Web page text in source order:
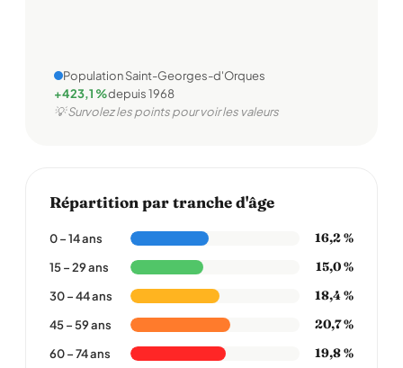
Population Saint-Georges-d'Orques
+423,1 %depuis 1968
💡 Survolez les points pour voir les valeurs
Répartition par tranche d'âge
0 – 14 ans 16,2 %
15 – 29 ans 15,0 %
30 – 44 ans 18,4 %
45 – 59 ans 20,7 %
60 – 74 ans 19,8 %